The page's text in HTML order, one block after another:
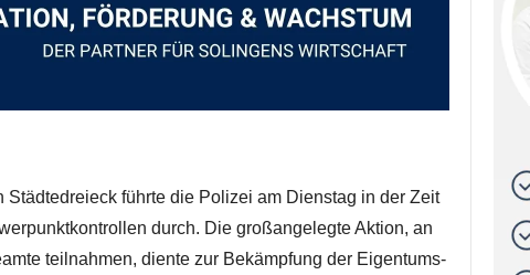
Städtedreieck führte die Polizei am Dienstag in der Zeit
durch. Die großangelegte Aktion, an
teilnahmen, diente zur Bekämpfung der Eigentums-